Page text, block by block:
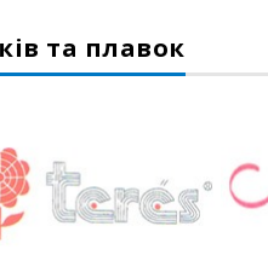
та плавок